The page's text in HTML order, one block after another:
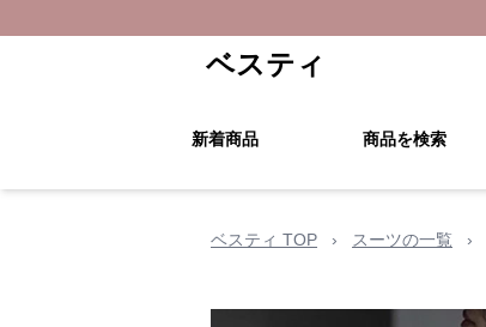
ベスティ
新着商品 商品を検索
ベスティ TOP › スーツの一覧 ›